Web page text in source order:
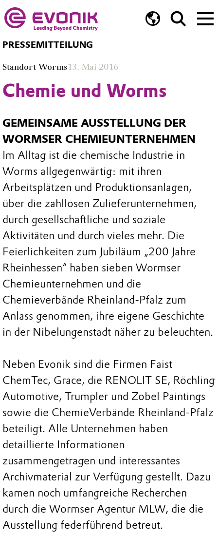
PRESSEMITTEILUNG
Standort Worms13. Mai 2016
Chemie und Worms
GEMEINSAME AUSSTELLUNG DER
WORMSER CHEMIEUNTERNEHMEN
Im Alltag ist die chemische Industrie in
Worms allgegenwärtig: mit ihren
Arbeitsplätzen und Produktionsanlagen,
über die zahllosen Zulieferunternehmen,
durch gesellschaftliche und soziale
Aktivitäten und durch vieles mehr. Die
Feierlichkeiten zum Jubiläum „200 Jahre
Rheinhessen“ haben sieben Wormser
Chemieunternehmen und die
Chemieverbände Rheinland-Pfalz zum
Anlass genommen, ihre eigene Geschichte
in der Nibelungenstadt näher zu beleuchten.
Neben Evonik sind die Firmen Faist
ChemTec, Grace, die RENOLIT SE, Röchling
Automotive, Trumpler und Zobel Paintings
sowie die ChemieVerbände Rheinland-Pfalz
beteiligt. Alle Unternehmen haben
detaillierte Informationen
zusammengetragen und interessantes
Archivmaterial zur Verfügung gestellt. Dazu
kamen noch umfangreiche Recherchen
durch die Wormser Agentur MLW, die die
Ausstellung federführend betreut.